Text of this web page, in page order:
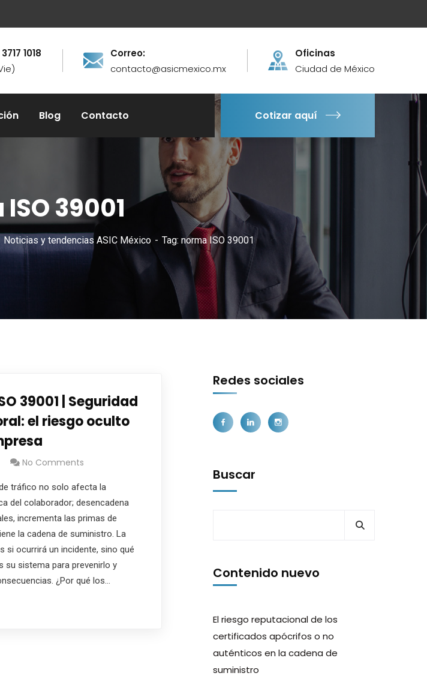
1018
Correo:
contacto@asicmexico.mx
Oficinas
Ciudad de México
Blog Contacto Cotizar aquí
39001
Noticias y tendencias ASIC México Tag: norma ISO 39001
39001 | Seguridad
el riesgo oculto
No Comments
tráfico no solo afecta la
del colaborador; desencadena
incrementa las primas de
la cadena de suministro. La
si ocurrirá un incidente, sino qué
su sistema para prevenirlo y
¿Por qué los…
Redes sociales
Buscar
Contenido nuevo
El riesgo reputacional de los
certificados apócrifos o no
auténticos en la cadena de
suministro